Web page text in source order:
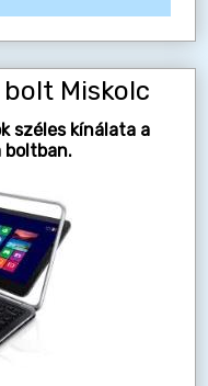
Miskolc
széles kínálata a